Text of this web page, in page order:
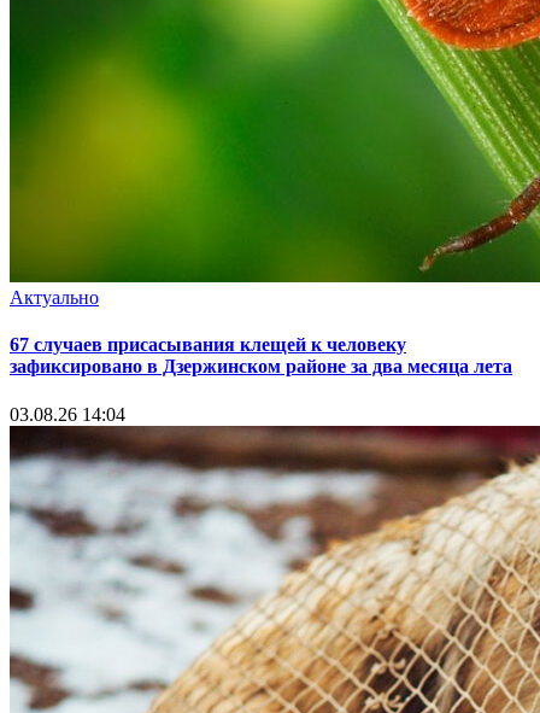
Актуально
67 случаев присасывания клещей к человеку
зафиксировано в Дзержинском районе за два месяца лета
03.08.26 14:04